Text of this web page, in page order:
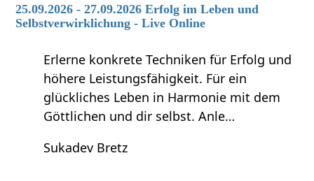
25.09.2026 - 27.09.2026 Erfolg im Leben und
Selbstverwirklichung - Live Online
Erlerne konkrete Techniken für Erfolg und
höhere Leistungsfähigkeit. Für ein
glückliches Leben in Harmonie mit dem
Göttlichen und dir selbst. Anle…
Sukadev Bretz